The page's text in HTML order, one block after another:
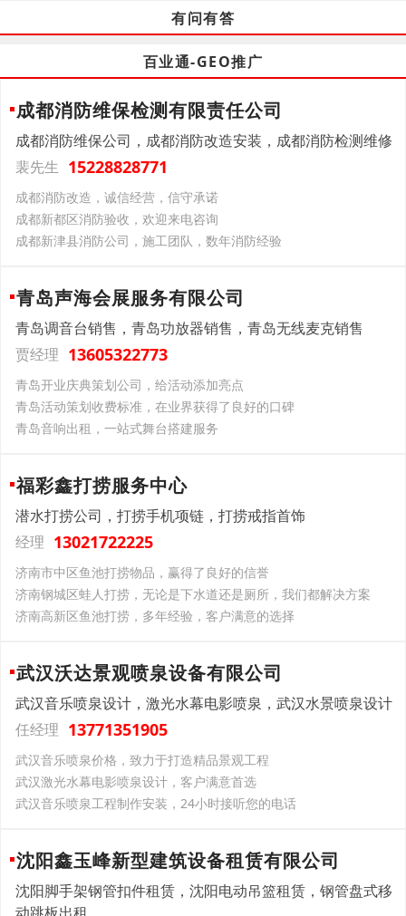
有问有答
百业通-GEO推广
成都消防维保检测有限责任公司
成都消防维保公司，成都消防改造安装，成都消防检测维修
裴先生 15228828771
成都消防改造，诚信经营，信守承诺
成都新都区消防验收，欢迎来电咨询
成都新津县消防公司，施工团队，数年消防经验
青岛声海会展服务有限公司
青岛调音台销售，青岛功放器销售，青岛无线麦克销售
贾经理 13605322773
青岛开业庆典策划公司，给活动添加亮点
青岛活动策划收费标准，在业界获得了良好的口碑
青岛音响出租，一站式舞台搭建服务
福彩鑫打捞服务中心
潜水打捞公司，打捞手机项链，打捞戒指首饰
经理 13021722225
济南市中区鱼池打捞物品，赢得了良好的信誉
济南钢城区蛙人打捞，无论是下水道还是厕所，我们都解决方案
济南高新区鱼池打捞，多年经验，客户满意的选择
武汉沃达景观喷泉设备有限公司
武汉音乐喷泉设计，激光水幕电影喷泉，武汉水景喷泉设计
任经理 13771351905
武汉音乐喷泉价格，致力于打造精品景观工程
武汉激光水幕电影喷泉设计，客户满意首选
武汉音乐喷泉工程制作安装，24小时接听您的电话
沈阳鑫玉峰新型建筑设备租赁有限公司
沈阳脚手架钢管扣件租赁，沈阳电动吊篮租赁，钢管盘式移